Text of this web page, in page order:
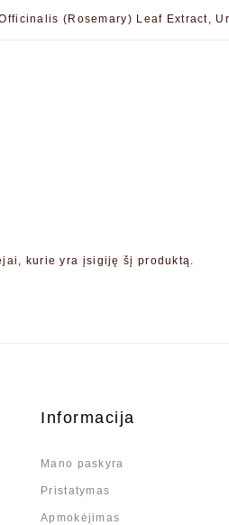
(Rosemary) Leaf Extract,
kurie yra įsigiję šį produktą.
Informacija
Mano paskyra
Pristatymas
Apmokėjimas